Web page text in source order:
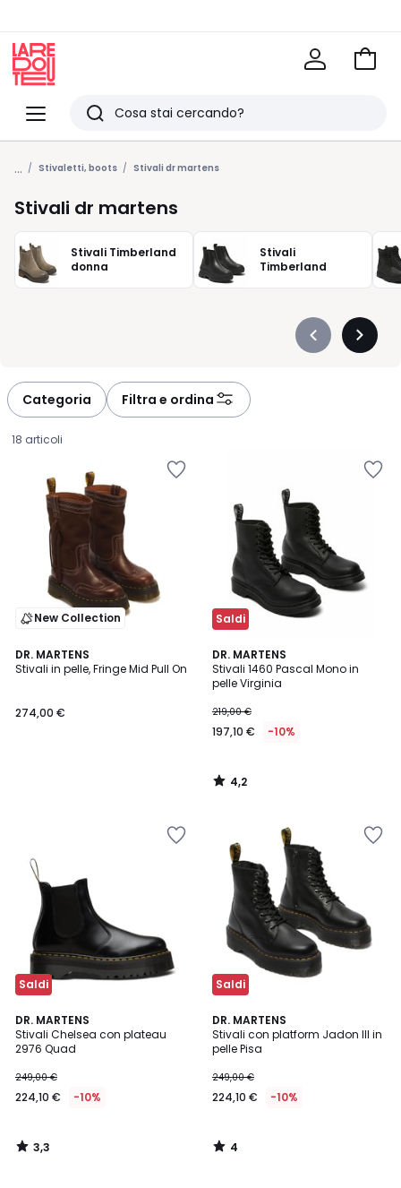
Menu
Redoute
Ricerca
Ultimi
articoli
visti
Vai
... Stivaletti, boots Stivali dr martens
Stivali dr martens
Stivali Timberland
donna
Stivali
Timberland
Précédent
Categoria Filtra e ordina
18 articoli
New Collection
DR. MARTENS
Stivali in pelle, Fringe Mid Pull On
€.
274,00 €
Saldi
DR. MARTENS
Stivali 1460 Pascal Mono in
pelle Virginia
219,00 €
197,10 € -10%
4,2
/ 5
4,2
/
Saldi
DR. MARTENS
Stivali Chelsea con plateau
2976 Quad
249,00 €
224,10 € -10%
3,3
/ 5
3,3
/
Saldi
DR. MARTENS
Stivali con platform Jadon III in
pelle Pisa
249,00 €
224,10 € -10%
4
/
5
4
/